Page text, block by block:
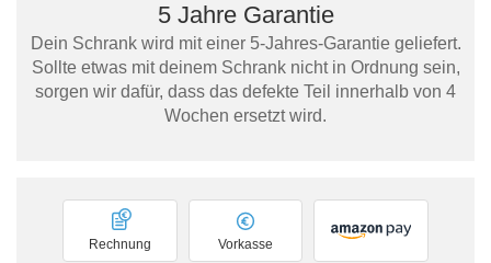
5 Jahre Garantie
Dein Schrank wird mit einer 5-Jahres-Garantie geliefert.
Sollte etwas mit deinem Schrank nicht in Ordnung sein,
sorgen wir dafür, dass das defekte Teil innerhalb von 4
Wochen ersetzt wird.
Vorkasse
Rechnung